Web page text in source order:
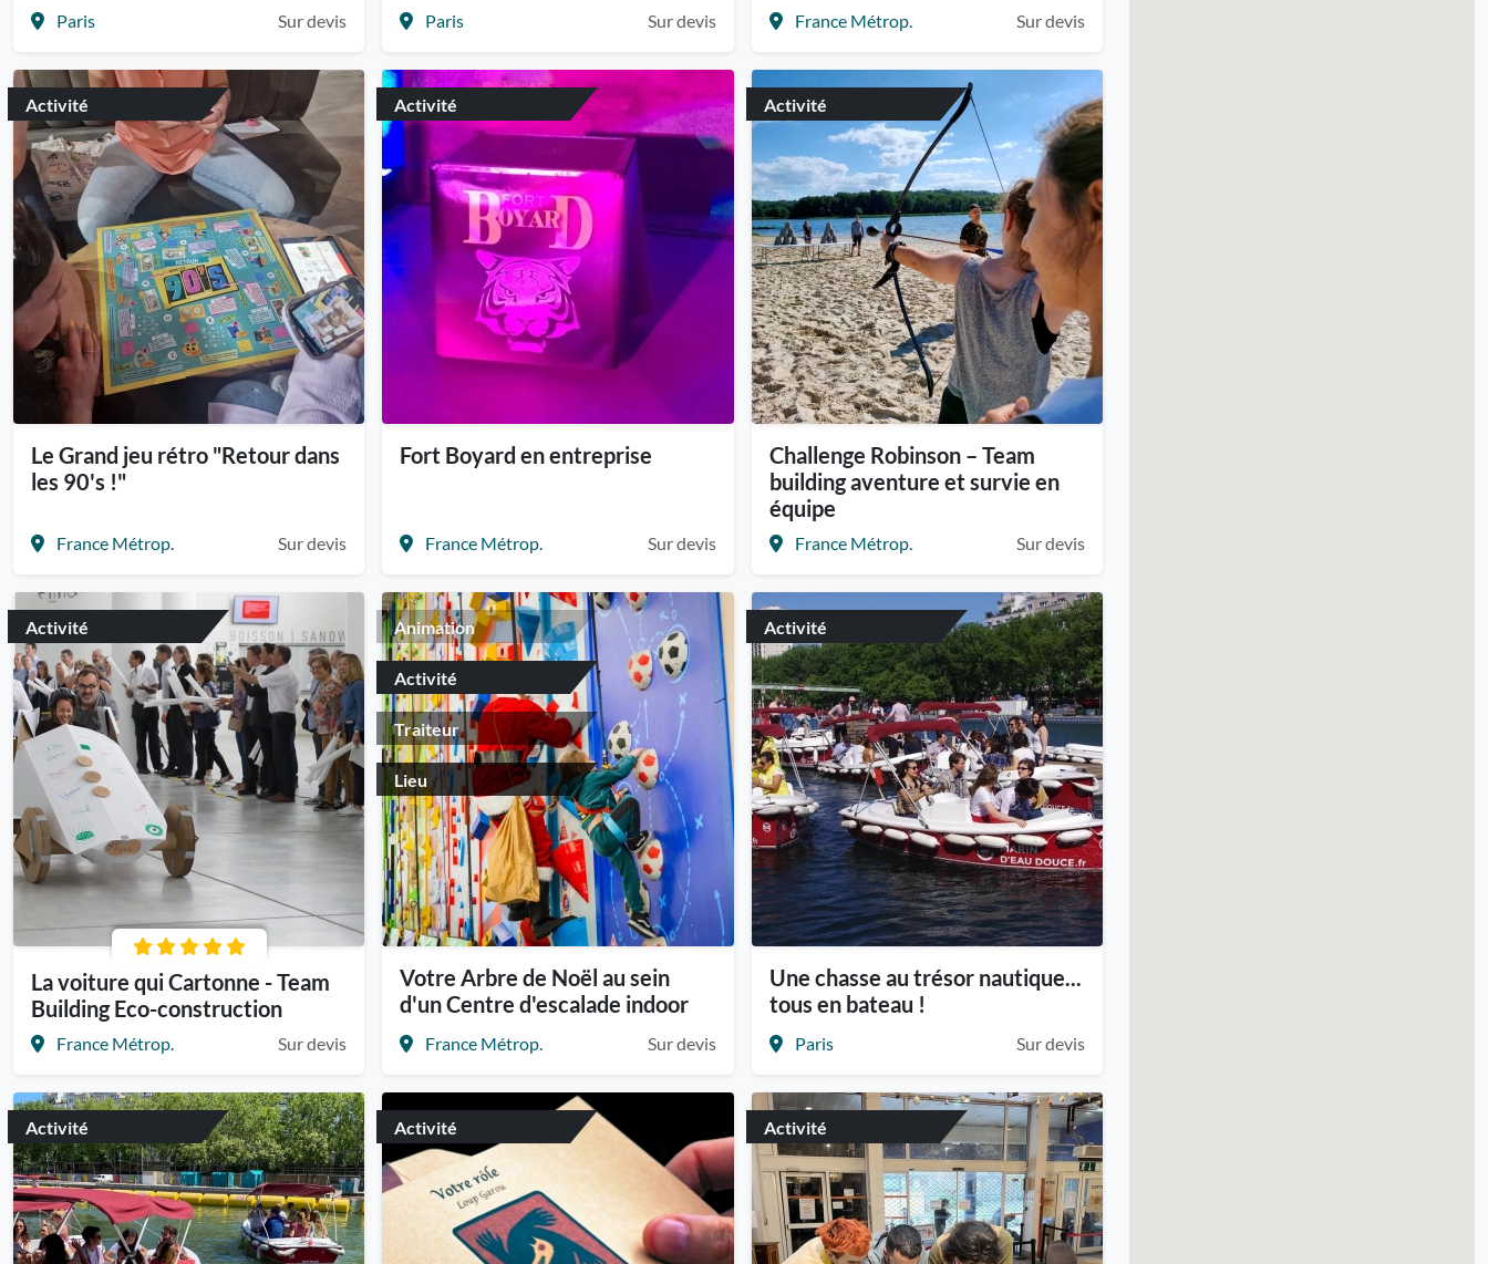
Paris Sur devis Paris Sur devis France Métrop. Sur devis
Activité
Le Grand jeu rétro "Retour dans
les 90's !"
France Métrop. Sur devis
Activité
Fort Boyard en entreprise
France Métrop. Sur devis
Activité
Challenge Robinson – Team
building aventure et survie en
équipe
France Métrop. Sur devis
Activité
La voiture qui Cartonne - Team
Building Eco-construction
France Métrop. Sur devis
Animation
Activité
Traiteur
Lieu
Votre Arbre de Noël au sein
d'un Centre d'escalade indoor
France Métrop. Sur devis
Activité
Une chasse au trésor nautique...
tous en bateau !
Paris Sur devis
Activité Activité Activité